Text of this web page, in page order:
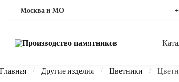
Москва и МО
Главная / Другие изделия / Цветники /